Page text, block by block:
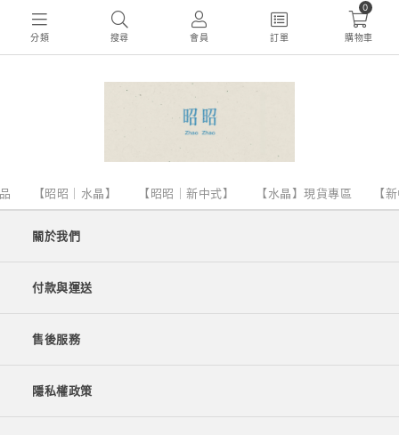
分類 搜尋 會員 訂單
0
購物車
【昭昭｜水晶】 【昭昭｜新中式】 【水晶】現貨專區 【
關於我們
付款與運送
售後服務
隱私權政策